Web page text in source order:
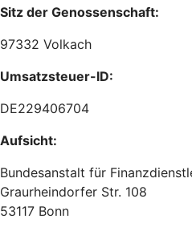
Sitz der Genossenschaft:
97332 Volkach
Umsatzsteuer-ID:
DE229406704
Aufsicht:
Bundesanstalt für
Graurheindorfer Str. 108
53117 Bonn